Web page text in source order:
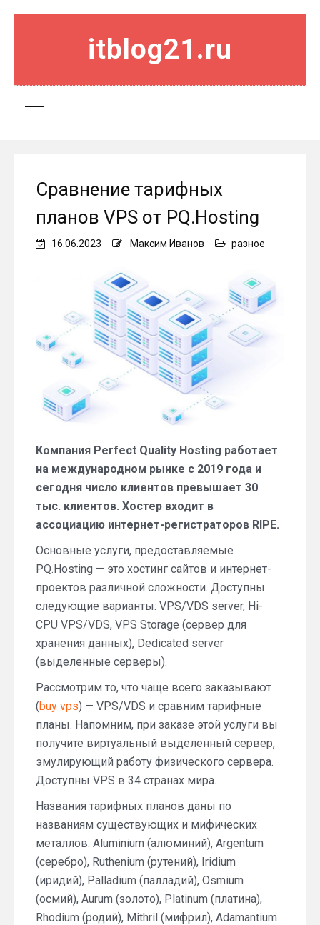
itblog21.ru
Сравнение тарифных
планов VPS от PQ.Hosting
16.06.2023 Максим Иванов разное
Компания Perfect Quality Hosting работает
на международном рынке с 2019 года и
сегодня число клиентов превышает 30
тыс. клиентов. Хостер входит в
ассоциацию интернет-регистраторов RIPE.
Основные услуги, предоставляемые
PQ.Hosting — это хостинг сайтов и интернет-
проектов различной сложности. Доступны
следующие варианты: VPS/VDS server, Hi-
CPU VPS/VDS, VPS Storage (сервер для
хранения данных), Dedicated server
(выделенные серверы).
Рассмотрим то, что чаще всего заказывают
(buy vps) — VPS/VDS и сравним тарифные
планы. Напомним, при заказе этой услуги вы
получите виртуальный выделенный сервер,
эмулирующий работу физического сервера.
Доступны VPS в 34 странах мира.
Названия тарифных планов даны по
названиям существующих и мифических
металлов: Aluminium (алюминий), Argentum
(серебро), Ruthenium (рутений), Iridium
(иридий), Palladium (палладий), Osmium
(осмий), Aurum (золото), Platinum (платина),
Rhodium (родий), Mithril (мифрил), Adamantium